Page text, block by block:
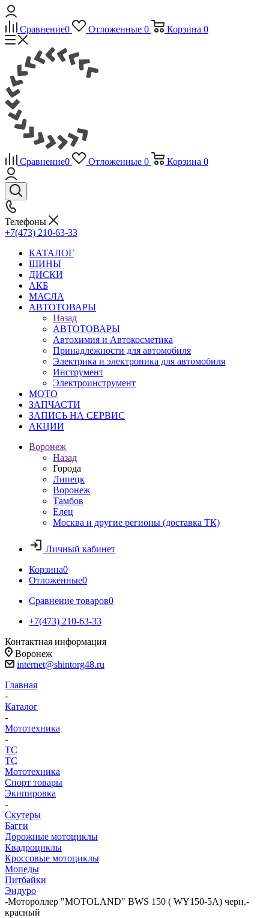
Сравнение0 Отложенные 0 Корзина 0
Сравнение0 Отложенные 0 Корзина 0
Телефоны
+7(473) 210-63-33
КАТАЛОГ
ШИНЫ
ДИСКИ
АКБ
МАСЛА
АВТОТОВАРЫ
Назад
АВТОТОВАРЫ
Автохимия и Автокосметика
Принадлежности для автомобиля
Электрика и электроника для автомобиля
Инструмент
Электроинструмент
МОТО
ЗАПЧАСТИ
ЗАПИСЬ НА СЕРВИС
АКЦИИ
Воронеж
Назад
Города
Липецк
Воронеж
Тамбов
Елец
Москва и другие регионы (доставка ТК)
Личный кабинет
Корзина0
Отложенные0
Сравнение товаров0
+7(473) 210-63-33
Контактная информация
Воронеж
internet@shintorg48.ru
Главная
-
Каталог
-
Мототехника
-
ТС
ТС
Мототехника
Спорт товары
Экипировка
-
Скутеры
Багги
Дорожные мотоциклы
Квадроциклы
Кроссовые мотоциклы
Мопеды
Питбайки
Эндуро
-Мотороллер "MOTOLAND" BWS 150 ( WY150-5A) черн.-
красный